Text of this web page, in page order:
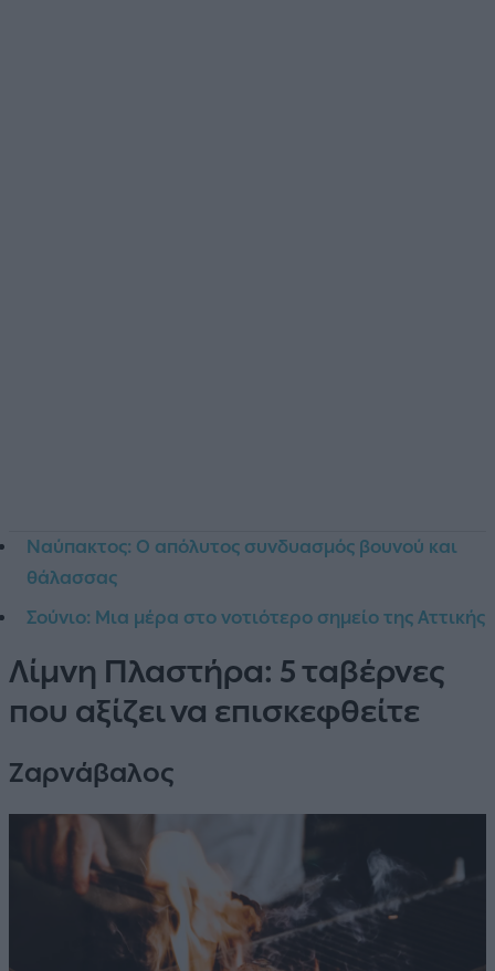
Ναύπακτος: Ο απόλυτος συνδυασμός βουνού και
θάλασσας
Σούνιο: Μια μέρα στο νοτιότερο σημείο της Αττικής
Λίμνη Πλαστήρα: 5 ταβέρνες
που αξίζει να επισκεφθείτε
Ζαρνάβαλος